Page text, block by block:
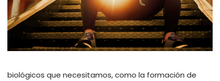
biológicos que necesitamos, como la formación de